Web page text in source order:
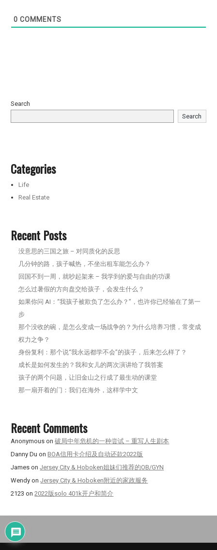
0 COMMENTS
Search
Search
Categories
Life
Real Estate
Recent Posts
没意思的三国之旅 – 对同质化的反思
几分钟的路，孩子喊热，不坐出租车能怎么办？
回国不到一周，就吵起架来 – 我学到的爱与自由的功课
怎么过暑假的方向盘交给孩子，会发生什么？
如果你问 AI：“我孩子被欺负了怎么办？”，也许你已经输在了第一
步
那个没收的碗，是怎么变成一场战争的？为什么培养习惯，常变成
权力之争？
身份复利：那个说“我永远都学不会”的孩子，后来怎么样了？
成长是如何发生的？我和女儿的两次演讲给了我答案
孩子的两个问题，让旧金山之行成了最生动的课堂
那一扇开着的门：我们在海外，这样学中文
Recent Comments
Anonymous on破局中年危机的一种尝试 – 重写人生剧本
Danny Du onBOA信用卡介绍及自动还款2022版
James onJersey City & Hoboken姐妹们推荐的OB/GYN
Wendy onJersey City & Hoboken附近的家政服务
2123 on2022版solo 401k开户和简介